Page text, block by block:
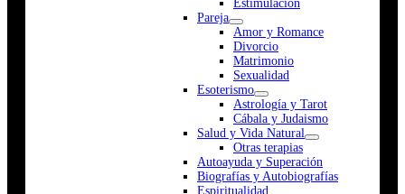
Estimulación
Pareja
Amor y Romance
Divorcio
Matrimonio
Sexualidad
Esoterismo
Astrología y Tarot
Cábala y Judaismo
Salud y Vida Natural
Otras terapias
Autoayuda y Superación
Biografías y Autobiografías
Espiritualidad